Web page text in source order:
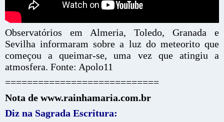
Observatórios em Almeria, Toledo, Granada e
Sevilha informaram sobre a luz do meteorito que
começou a queimar-se, uma vez que atingiu a
atmosfera. Fonte: Apolo11
============================
Nota de www.rainhamaria.com.br
Diz na Sagrada Escritura: